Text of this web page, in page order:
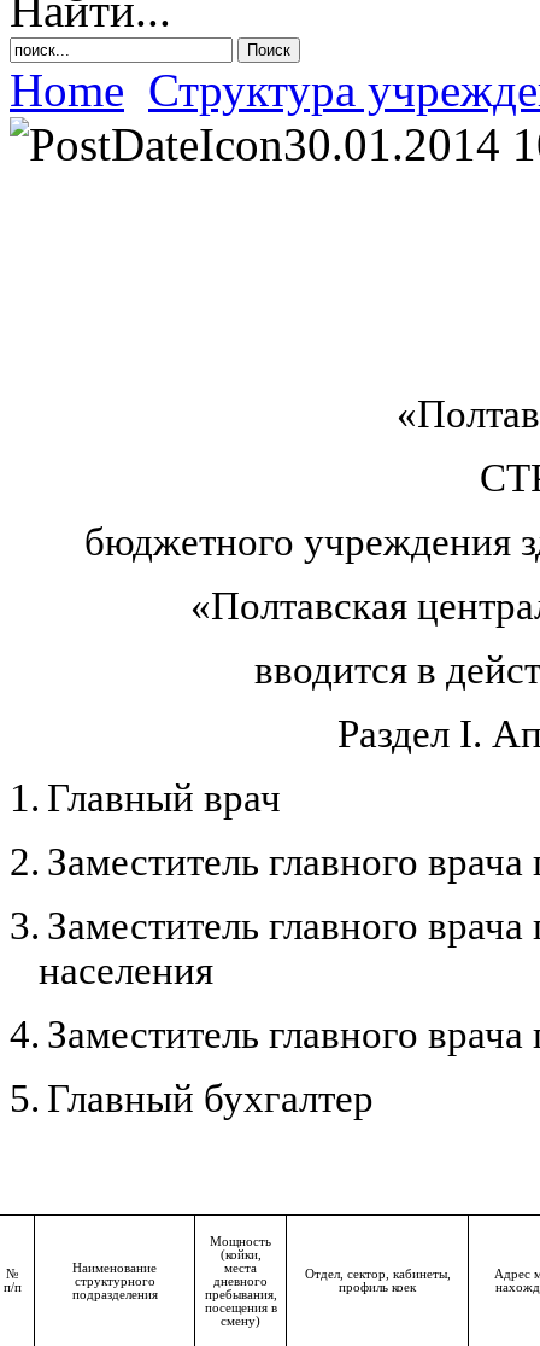
Home Структура
30.01.2014
бюджетного учреждения
«Полтавская
вводится в
Раздел I.
1. Главный врач
2. Заместитель главного
3. Заместитель главного
населения
4. Заместитель главного
5. Главный бухгалтер
№
п/п
Наименование
структурного
подразделения
Мощность
(койки,
места
дневного
пребывания,
посещения в
смену)
Отдел, сектор, кабинеты,
профиль коек
Адрес